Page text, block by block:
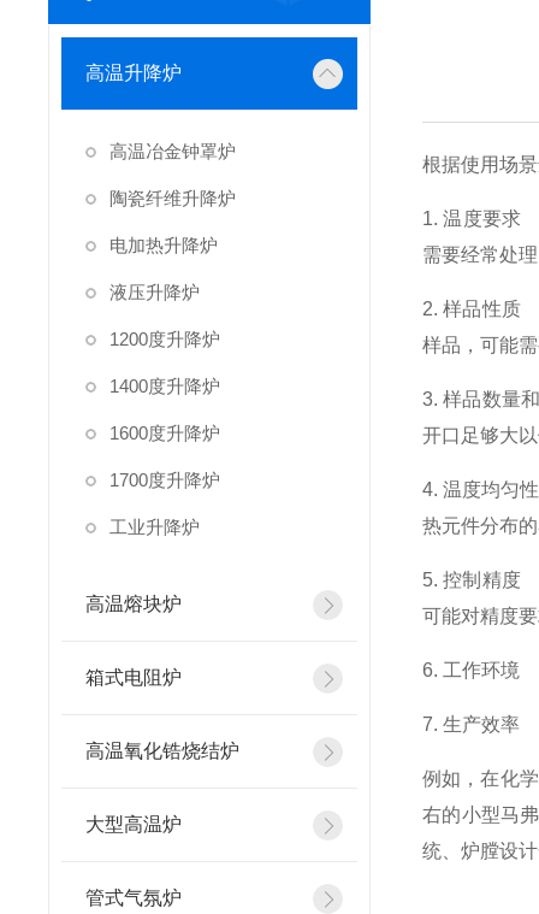
高温升降炉
高温冶金钟罩炉
陶瓷纤维升降炉
电加热升降炉
液压升降炉
1200度升降炉
1400度升降炉
1600度升降炉
1700度升降炉
工业升降炉
高温熔块炉
箱式电阻炉
高温氧化锆烧结炉
大型高温炉
管式气氛炉
根据使用场
1. 温度要求
需要经常处
2. 样品性质
样品，可能
3. 样品数量
开口足够大
4. 温度均匀
热元件分布
5. 控制精度
可能对精度
6. 工作环境
7. 生产效率
例如，在化
右的小型马
统、炉膛设